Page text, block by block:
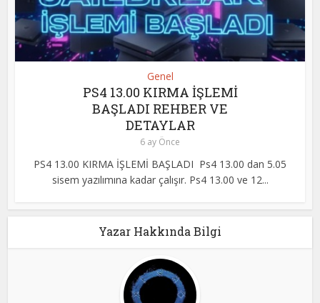
Genel
PS4 13.00 KIRMA İŞLEMİ
BAŞLADI REHBER VE
DETAYLAR
6 ay Önce
PS4 13.00 KIRMA İŞLEMİ BAŞLADI Ps4 13.00 dan 5.05
sisem yazılımına kadar çalışır. Ps4 13.00 ve 12...
Yazar Hakkında Bilgi